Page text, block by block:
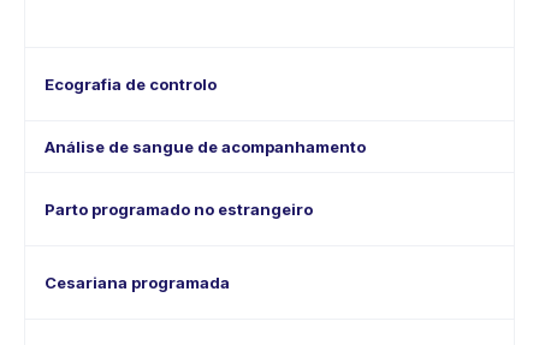
Ecografia de controlo
Análise de sangue de acompanhamento
Parto programado no estrangeiro
Cesariana programada